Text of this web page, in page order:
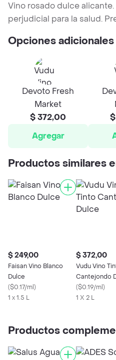
Vino rosado dulce
perjudicial para la salud.
Opciones
Devoto Fresh
Market
$ 372,00
Agregar
Productos similares
$ 249,00
Faisan Vino Blanco
Dulce
($0.17/ml)
1 x 1.5 L
$ 372,00
Vudu Vino
Cantejondo
($0.19/ml)
1 X 2 L
Productos